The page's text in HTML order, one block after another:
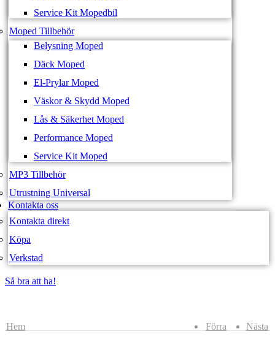
Service Kit Mopedbil
Moped Tillbehör
Belysning Moped
Däck Moped
El-Prylar Moped
Väskor & Skydd Moped
Lås & Säkerhet Moped
Performance Moped
Service Kit Moped
MP3 Tillbehör
Utrustning Universal
Kontakta oss
Kontakta direkt
Köpa
Verkstad
Så bra att ha!
Hem Förra Nästa